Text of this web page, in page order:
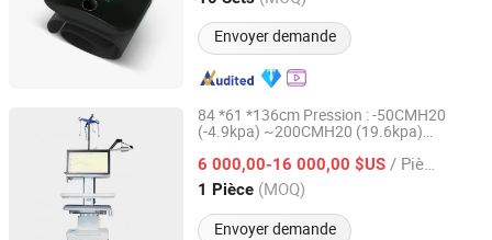
Envoyer demande
84 *61 *136cm Pression : -50CMH20
(-4.9kpa) ~200CMH20 (19.6kpa)
urinaire
6 000,00-16 000,00 $US / Pièce
1 Pièce (MOQ)
Envoyer demande
GUANGZHOU POTENT MEDICAL EQUIPMENT JOINT-
STOCK CO., LTD.
Guangdong, China Depuis 2021